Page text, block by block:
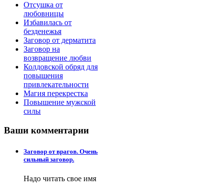
Отсушка от
любовницы
Избавилась от
безденежья
Заговор от дерматита
Заговор на
возвращение любви
Колдовской обряд для
повышения
привлекательности
Магия перекрестка
Повышение мужской
силы
Ваши комментарии
Заговор от врагов. Очень
сильный заговор.
Надо читать свое имя